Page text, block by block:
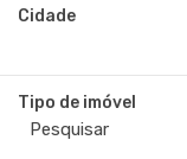
Cidade
Tipo de imóvel